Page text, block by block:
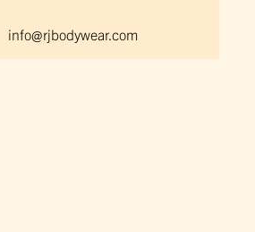
info@rjbodywear.com